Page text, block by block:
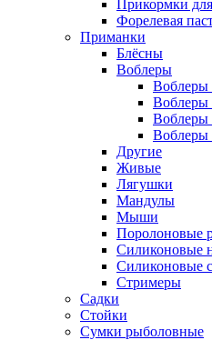
Прикормки
Форелевая
Приманки
Блёсны
Воблеры
Воблеры
Воблеры
Воблеры
Другие
Живые
Лягушки
Мандулы
Мыши
Поролоновые
Силиконовые
Силиконовые
Стримеры
Садки
Стойки
Сумки рыболовные